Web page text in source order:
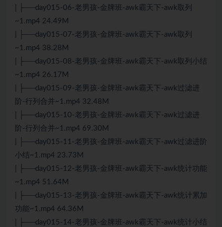
| ├──day015-06-老男孩-金牌班-awk霸天下-awk取列
~1.mp4 24.49M
| ├──day015-07-老男孩-金牌班-awk霸天下-awk取列
~1.mp4 38.28M
| ├──day015-08-老男孩-金牌班-awk霸天下-awk取列小结
~1.mp4 26.17M
| ├──day015-09-老男孩-金牌班-awk霸天下-awk过滤进
阶-行列合并~1.mp4 32.48M
| ├──day015-10-老男孩-金牌班-awk霸天下-awk过滤进
阶-行列合并~1.mp4 69.30M
| ├──day015-11-老男孩-金牌班-awk霸天下-awk过滤进阶
小结~1.mp4 23.73M
| ├──day015-12-老男孩-金牌班-awk霸天下-awk统计功能
~1.mp4 51.64M
| ├──day015-13-老男孩-金牌班-awk霸天下-awk统计累加
功能~1.mp4 64.36M
| ├──day015-14-老男孩-金牌班-awk霸天下-awk统计小结